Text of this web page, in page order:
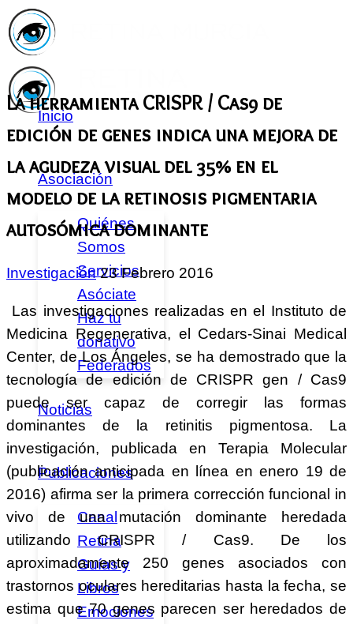
Inicio
Asociación
Quiénes
Somos
Servicios
Asóciate
Haz tu
donativo
Federados
Noticias
Publicaciones
Canal
Retina
Guías y
Libros
Emociones
La herramienta CRISPR / Cas9 de
edición de genes indica una mejora de
la agudeza visual del 35% en el
modelo de la retinosis pigmentaria
autosómica dominante
Investigación 23 Febrero 2016
Las investigaciones realizadas en el Instituto de
Medicina Regenerativa, el Cedars-Sinai Medical
Center, de Los Ángeles, se ha demostrado que la
tecnología de edición de CRISPR gen / Cas9
puede ser capaz de corregir las formas
dominantes de la retinitis pigmentosa. La
investigación, publicada en Terapia Molecular
(publicación anticipada en línea en enero 19 de
2016) afirma ser la primera corrección funcional in
vivo de una mutación dominante heredada
utilizando CRISPR / Cas9. De los
aproximadamente 250 genes asociados con
trastornos oculares hereditarias hasta la fecha, se
estima que 70 genes parecen ser heredados de